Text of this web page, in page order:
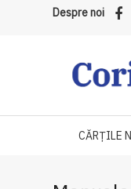
Despre noi
CĂRȚILE